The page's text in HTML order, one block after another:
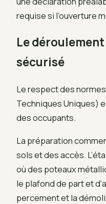
requise si l’ouverture
Le
sécurisé
Le respect des
Techniques Uniques)
des occupants.
La préparation
sols et des accès.
où des poteaux
le plafond de part et
percement et la